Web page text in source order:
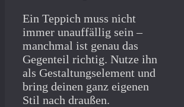
Ein Teppich muss nicht
immer unauffällig sein –
manchmal ist genau das
Gegenteil richtig. Nutze ihn
als Gestaltungselement und
bring deinen ganz eigenen
Stil nach draußen.